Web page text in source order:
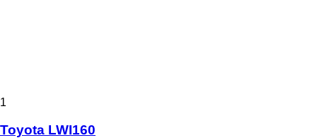
1
Toyota LWI160